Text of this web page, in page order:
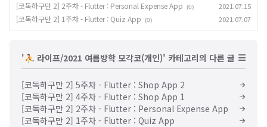
[코독하구만 2] 2주차 - Flutter : Personal Expense App (0) 2021.07.15
[코독하구만 2] 1주차 - Flutter : Quiz App (0) 2021.07.07
'⛹️ 라이프/2021 여름방학 모각코(개인)' 카테고리의 다른 글
[코독하구만 2] 5주차 - Flutter : Shop App 2
[코독하구만 2] 4주차 - Flutter : Shop App 1
[코독하구만 2] 2주차 - Flutter : Personal Expense App
[코독하구만 2] 1주차 - Flutter : Quiz App